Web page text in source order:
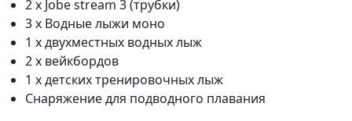
2 х Jobe stream 3 (трубки)
3 х Водные лыжи моно
1 х двухместных водных лыж
2 х вейкбордов
1 х детских тренировочных лыж
Снаряжение для подводного плавания